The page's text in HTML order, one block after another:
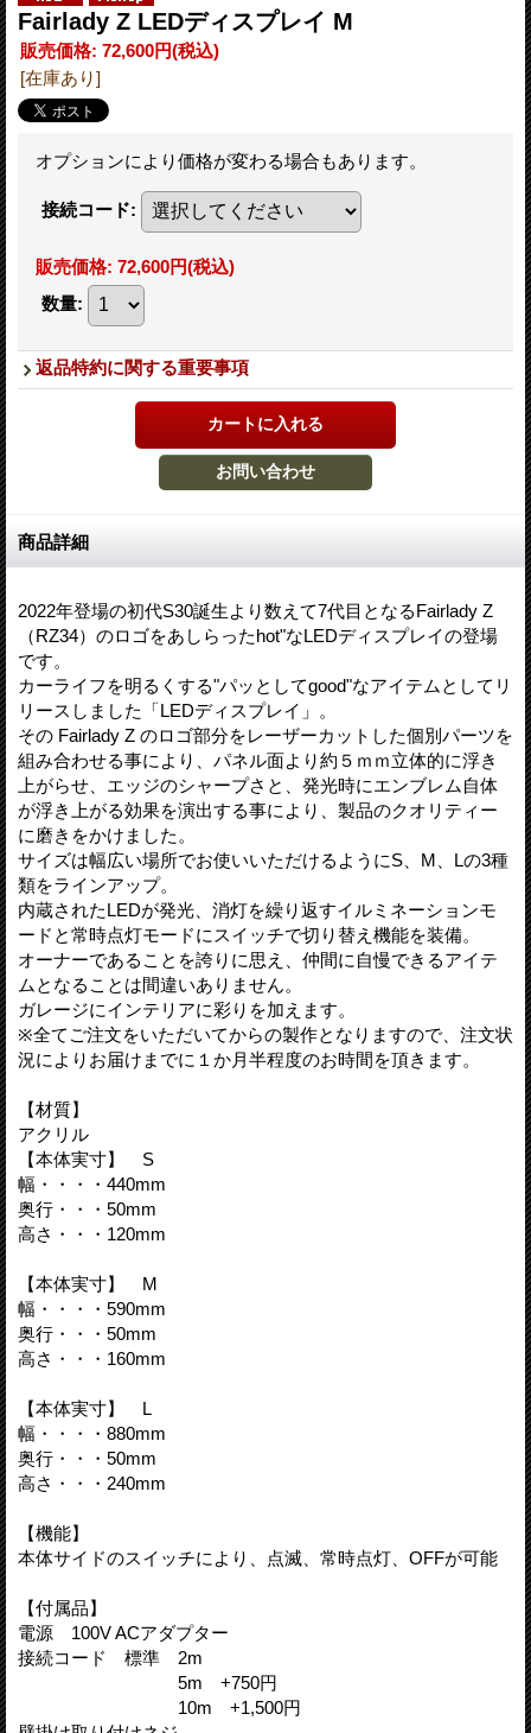
Fairlady Z LEDディスプレイ M
販売価格: 72,600円(税込)
[在庫あり]
オプションにより価格が変わる場合もあります。
接続コード:
販売価格: 72,600円(税込)
数量:
返品特約に関する重要事項
商品詳細
2022年登場の初代S30誕生より数えて7代目となるFairlady Z
（RZ34）のロゴをあしらったhot"なLEDディスプレイの登場
です。
カーライフを明るくする"パッとしてgood"なアイテムとしてリ
リースしました「LEDディスプレイ」。
その Fairlady Z のロゴ部分をレーザーカットした個別パーツを
組み合わせる事により、パネル面より約５ｍｍ立体的に浮き
上がらせ、エッジのシャープさと、発光時にエンブレム自体
が浮き上がる効果を演出する事により、製品のクオリティー
に磨きをかけました。
サイズは幅広い場所でお使いいただけるようにS、M、Lの3種
類をラインアップ。
内蔵されたLEDが発光、消灯を繰り返すイルミネーションモ
ードと常時点灯モードにスイッチで切り替え機能を装備。
オーナーであることを誇りに思え、仲間に自慢できるアイテ
ムとなることは間違いありません。
ガレージにインテリアに彩りを加えます。
※全てご注文をいただいてからの製作となりますので、注文状
況によりお届けまでに１か月半程度のお時間を頂きます。
【材質】
アクリル
【本体実寸】 S
幅・・・・440mm
奥行・・・50mm
高さ・・・120mm
【本体実寸】 M
幅・・・・590mm
奥行・・・50mm
高さ・・・160mm
【本体実寸】 L
幅・・・・880mm
奥行・・・50mm
高さ・・・240mm
【機能】
本体サイドのスイッチにより、点滅、常時点灯、OFFが可能
【付属品】
電源 100V ACアダプター
接続コード 標準 2m
5m +750円
10m +1,500円